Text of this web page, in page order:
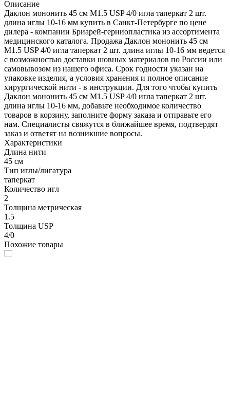
Описание
Даклон мононить 45 см М1.5 USP 4/0 игла таперкат 2 шт.
длина иглы 10-16 мм купить в Санкт-Петербурге по цене
дилера - компании Бриарей-герниопластика из ассортимента
медицинского каталога. Продажа Даклон мононить 45 см
М1.5 USP 4/0 игла таперкат 2 шт. длина иглы 10-16 мм ведется
с возможностью доставки шовных материалов по России или
самовывозом из нашего офиса. Срок годности указан на
упаковке изделия, а условия хранения и полное описание
хирургической нити - в инструкции. Для того чтобы купить
Даклон мононить 45 см М1.5 USP 4/0 игла таперкат 2 шт.
длина иглы 10-16 мм, добавьте необходимое количество
товаров в корзину, заполните форму заказа и отправьте его
нам. Специалисты свяжутся в ближайшее время, подтвердят
заказ и ответят на возникшие вопросы.
Характеристики
Длина нити
45 см
Тип иглы/лигатура
таперкат
Количество игл
2
Толщина метрическая
1.5
Толщина USP
4/0
Похожие товары